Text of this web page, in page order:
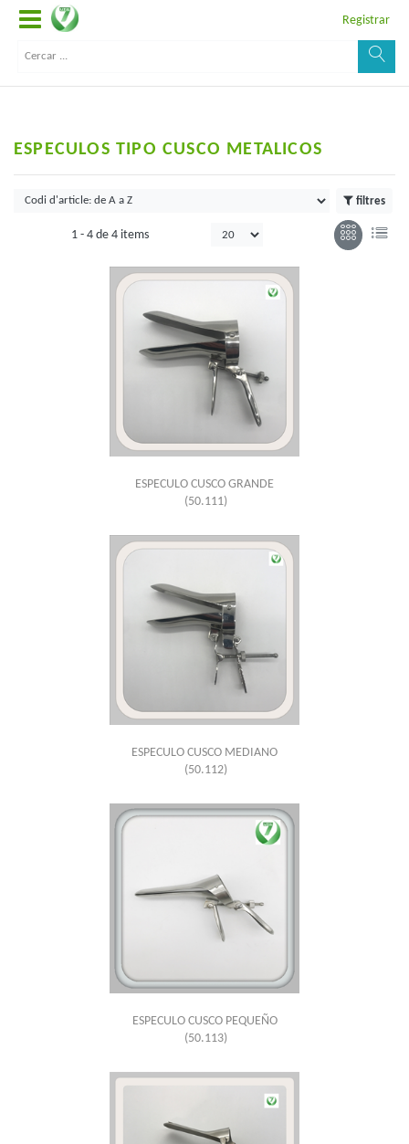
Registrar
ESPECULOS TIPO CUSCO METALICOS
filtres
1 - 4 de 4 items
ESPECULO CUSCO GRANDE
(50.111)
ESPECULO CUSCO MEDIANO
(50.112)
ESPECULO CUSCO PEQUEÑO
(50.113)